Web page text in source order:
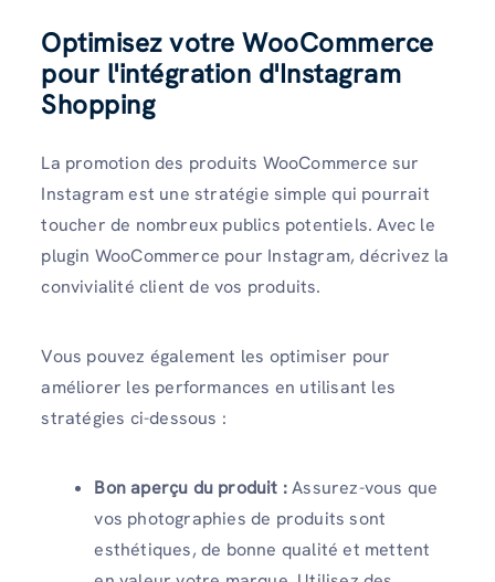
Optimisez votre WooCommerce
pour l'intégration d'Instagram
Shopping
La promotion des produits WooCommerce sur
Instagram est une stratégie simple qui pourrait
toucher de nombreux publics potentiels. Avec le
plugin WooCommerce pour Instagram, décrivez la
convivialité client de vos produits.
Vous pouvez également les optimiser pour
améliorer les performances en utilisant les
stratégies ci-dessous :
Bon aperçu du produit :Assurez-vous que
vos photographies de produits sont
esthétiques, de bonne qualité et mettent